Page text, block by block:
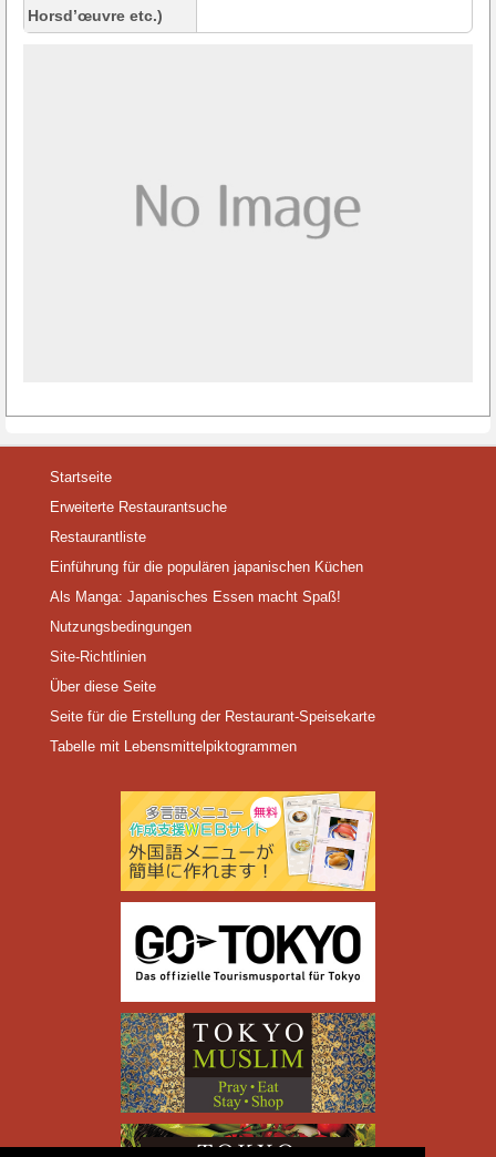
Horsd’œuvre etc.)
Startseite
Erweiterte Restaurantsuche
Restaurantliste
Einführung für die populären japanischen Küchen
Als Manga: Japanisches Essen macht Spaß!
Nutzungsbedingungen
Site-Richtlinien
Über diese Seite
Seite für die Erstellung der Restaurant-Speisekarte
Tabelle mit Lebensmittelpiktogrammen